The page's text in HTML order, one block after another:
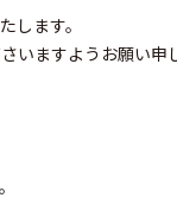
します。
いますようお願い申